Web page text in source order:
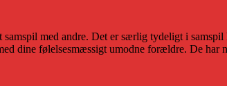
med andre. Det er særlig tydeligt i
dine følelsesmæssigt umodne forældre. De har